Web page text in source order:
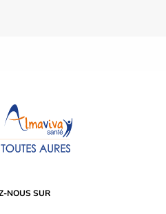
NOUS SUR